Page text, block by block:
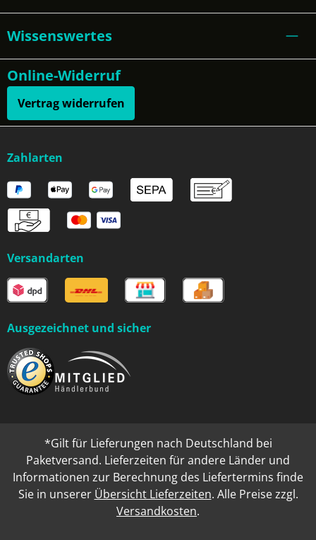
Wissenswertes
Online-Widerruf
Vertrag widerrufen
Zahlarten
Versandarten
Ausgezeichnet und sicher
*Gilt für Lieferungen nach Deutschland bei
Paketversand. Lieferzeiten für andere Länder und
Informationen zur Berechnung des Liefertermins finde
Sie in unserer Übersicht Lieferzeiten. Alle Preise zzgl.
Versandkosten.